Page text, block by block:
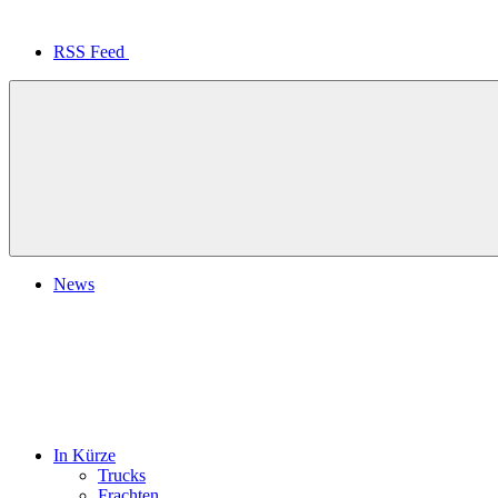
RSS Feed
News
In Kürze
Trucks